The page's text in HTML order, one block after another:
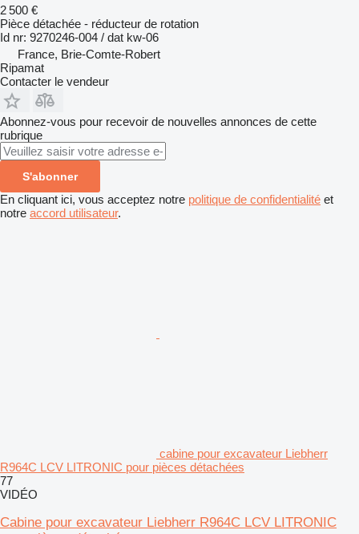
2 500 €
Pièce détachée - réducteur de rotation
Id nr: 9270246-004 / dat kw-06
France, Brie-Comte-Robert
Ripamat
Contacter le vendeur
Abonnez-vous pour recevoir de nouvelles annonces de cette
rubrique
S'abonner
En cliquant ici, vous acceptez notre politique de confidentialité et
notre accord utilisateur.
cabine pour excavateur Liebherr
R964C LCV LITRONIC pour pièces détachées
77
VIDÉO
Cabine pour excavateur Liebherr R964C LCV LITRONIC